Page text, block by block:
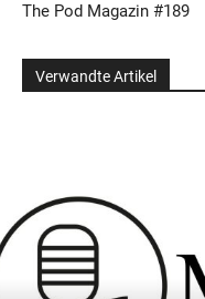
The Pod Magazin #189
Verwandte Artikel